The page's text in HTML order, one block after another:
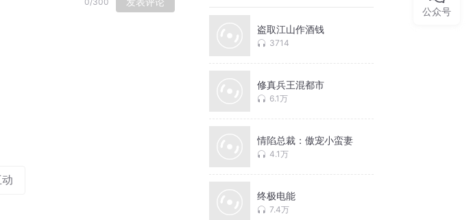
盗取江山作酒钱
3714
修真兵王混都市
6.1万
情陷总裁：傲宠小蛮妻
4.1万
终极电能
7.4万
公众号